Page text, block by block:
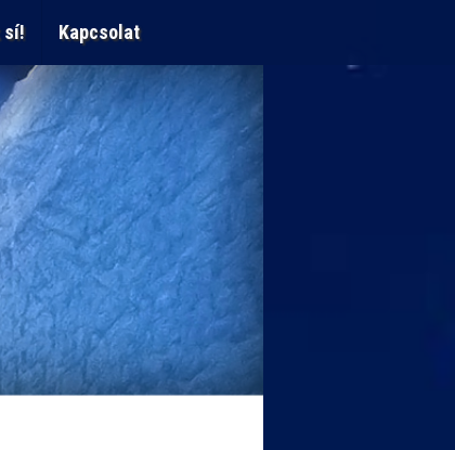
sí! Kapcsolat